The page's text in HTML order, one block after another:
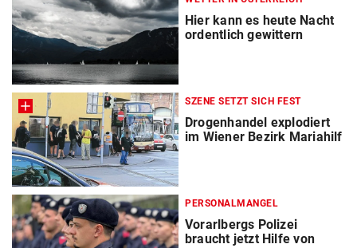
Hier kann es heute Nacht
ordentlich gewittern
SZENE SETZT SICH FEST
Drogenhandel explodiert
im Wiener Bezirk Mariahilf
PERSONALMANGEL
Vorarlbergs Polizei
braucht jetzt Hilfe von